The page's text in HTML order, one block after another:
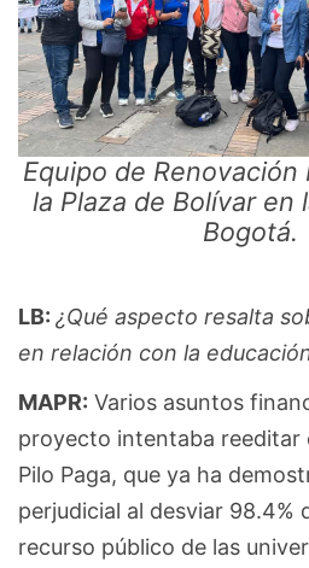
Equipo de Renovación
la Plaza de Bolívar en
Bogotá.
LB: ¿Qué aspecto resalta
en relación con la
MAPR: Varios asuntos
proyecto intentaba reeditar
Pilo Paga, que ya ha
perjudicial al desviar 98.4%
recurso público de las